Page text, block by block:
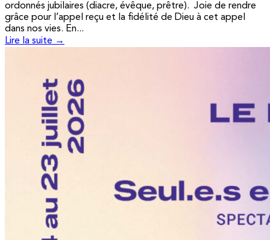
ordonnés jubilaires (diacre, évêque, prêtre). Joie de rendre
grâce pour l’appel reçu et la fidélité de Dieu à cet appel
dans nos vies. En...
Lire la suite →